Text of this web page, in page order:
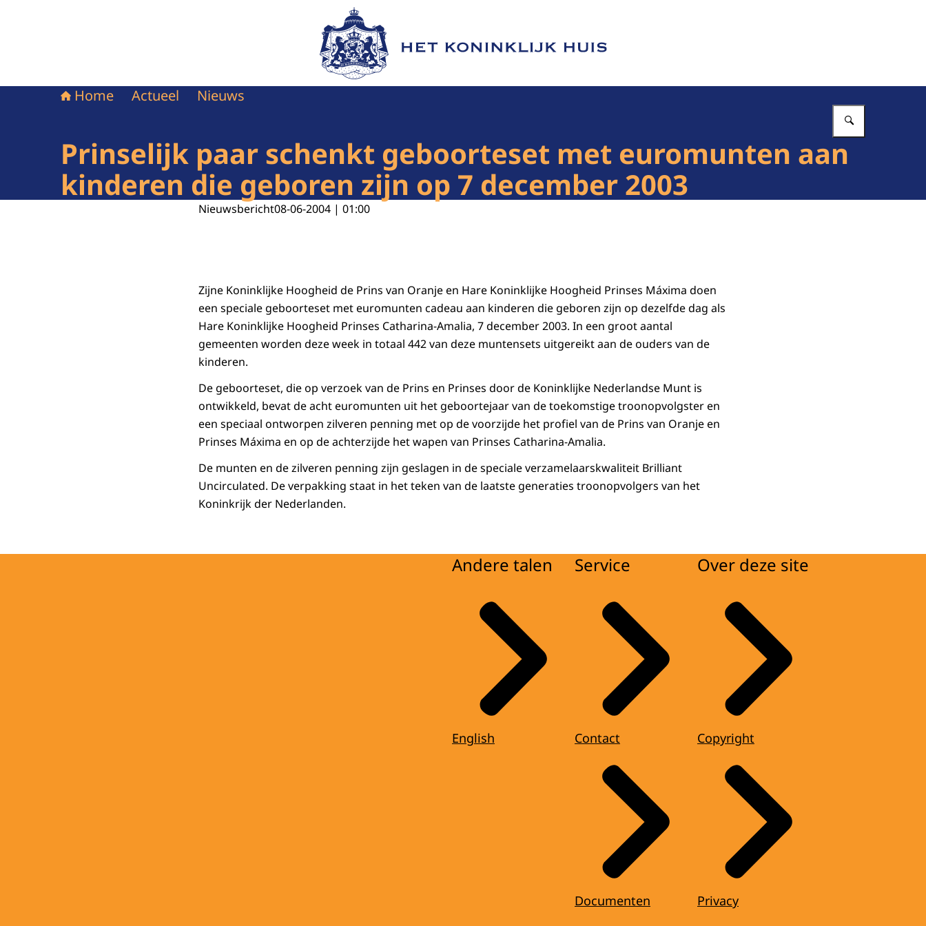
Naar de homepage van Het Koninklijk Huis
Home Actueel Nieuws
Prinselijk paar schenkt geboorteset met euromunten aan
kinderen die geboren zijn op 7 december 2003
Nieuwsbericht08-06-2004 | 01:00
Zijne Koninklijke Hoogheid de Prins van Oranje en Hare Koninklijke Hoogheid Prinses Máxima doen
een speciale geboorteset met euromunten cadeau aan kinderen die geboren zijn op dezelfde dag als
Hare Koninklijke Hoogheid Prinses Catharina-Amalia, 7 december 2003. In een groot aantal
gemeenten worden deze week in totaal 442 van deze muntensets uitgereikt aan de ouders van de
kinderen.
De geboorteset, die op verzoek van de Prins en Prinses door de Koninklijke Nederlandse Munt is
ontwikkeld, bevat de acht euromunten uit het geboortejaar van de toekomstige troonopvolgster en
een speciaal ontworpen zilveren penning met op de voorzijde het profiel van de Prins van Oranje en
Prinses Máxima en op de achterzijde het wapen van Prinses Catharina-Amalia.
De munten en de zilveren penning zijn geslagen in de speciale verzamelaarskwaliteit Brilliant
Uncirculated. De verpakking staat in het teken van de laatste generaties troonopvolgers van het
Koninkrijk der Nederlanden.
Andere talen
English
Service
Contact
Documenten
Over deze site
Copyright
Privacy